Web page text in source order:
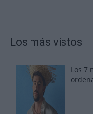
Los más vistos
Los 7